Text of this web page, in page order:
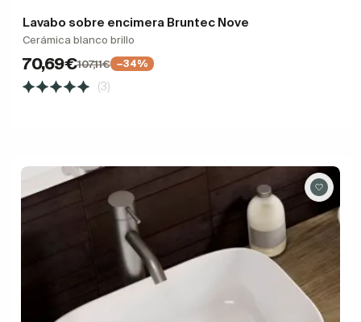
Lavabo sobre encimera Bruntec Nove
Cerámica blanco brillo
70,69€107,11€ −34%
(3)